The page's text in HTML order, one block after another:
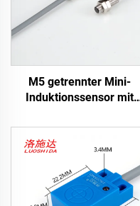
M5 getrennter Mini-
Induktionssensor mit